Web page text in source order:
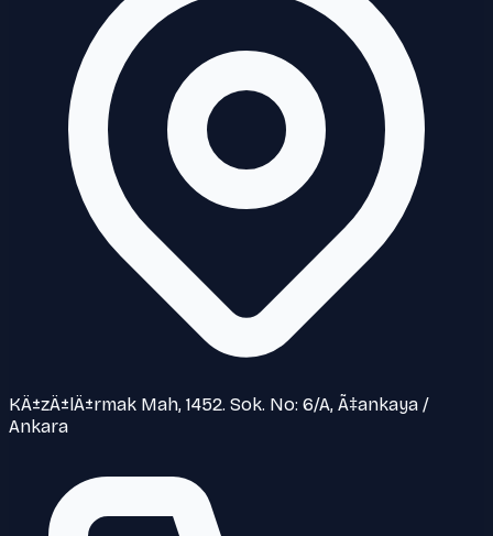
KÄ±zÄ±lÄ±rmak Mah, 1452. Sok. No: 6/A, Ã‡ankaya /
Ankara